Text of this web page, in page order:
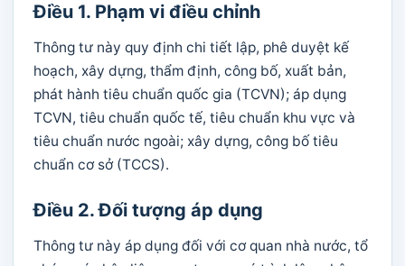
Điều 1. Phạm vi điều chỉnh
Thông tư này quy định chi tiết lập, phê duyệt kế
hoạch, xây dựng, thẩm định, công bố, xuất bản,
phát hành tiêu chuẩn quốc gia (TCVN); áp dụng
TCVN, tiêu chuẩn quốc tế, tiêu chuẩn khu vực và
tiêu chuẩn nước ngoài; xây dựng, công bố tiêu
chuẩn cơ sở (TCCS).
Điều 2. Đối tượng áp dụng
Thông tư này áp dụng đối với cơ quan nhà nước, tổ